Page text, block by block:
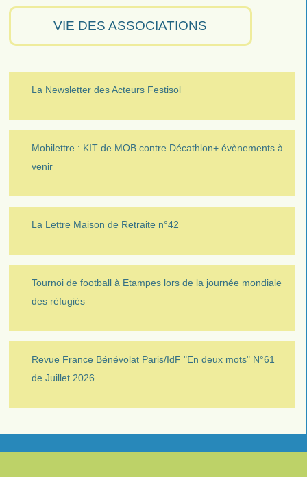
VIE DES ASSOCIATIONS
La Newsletter des Acteurs Festisol
Mobilettre : KIT de MOB contre Décathlon+ évènements à
venir
La Lettre Maison de Retraite n°42
Tournoi de football à Etampes lors de la journée mondiale
des réfugiés
Revue France Bénévolat Paris/IdF "En deux mots" N°61
de Juillet 2026